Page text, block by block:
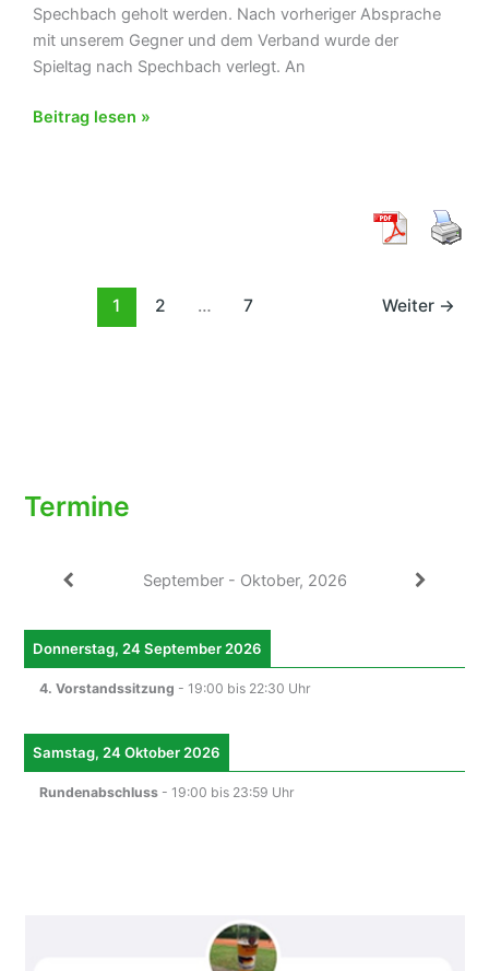
Termine
September - Oktober, 2026
Donnerstag, 24 September 2026
4. Vorstandssitzung - 19:00 bis 22:30 Uhr
Samstag, 24 Oktober 2026
Rundenabschluss - 19:00 bis 23:59 Uhr
Spechbach geholt werden. Nach vorheriger Absprache
mit unserem Gegner und dem Verband wurde der
Spieltag nach Spechbach verlegt. An
TC
Beitrag lesen »
1 2 … 7 Weiter →